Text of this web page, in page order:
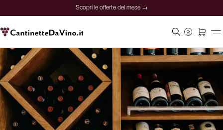
Scopri le offerte del mese →